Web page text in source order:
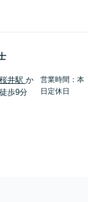
井駅か
歩9分
営業時間：本
日定休日